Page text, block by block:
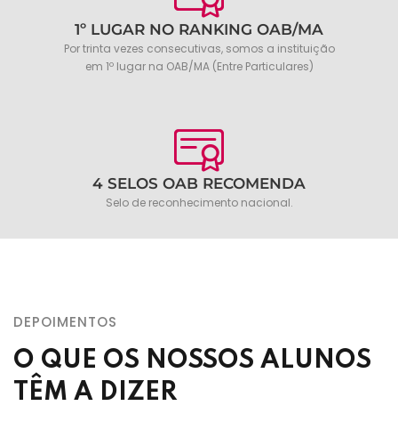
1º LUGAR NO RANKING OAB/MA
Por trinta vezes consecutivas, somos a instituição
em 1º lugar na OAB/MA (Entre Particulares)
4 SELOS OAB RECOMENDA
Selo de reconhecimento nacional.
DEPOIMENTOS
O QUE OS NOSSOS ALUNOS
TÊM A DIZER